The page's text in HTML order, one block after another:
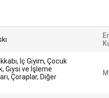
İç Giyim, Çocuk
Giysi ve İşleme
Çoraplar, Diğer